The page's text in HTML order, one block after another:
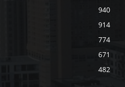
940
914
774
671
482